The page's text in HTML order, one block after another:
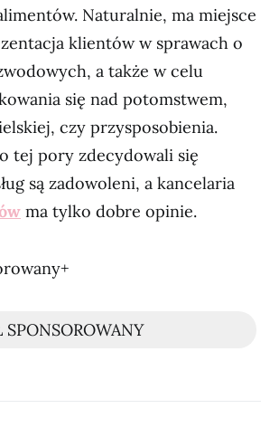
Naturalnie, ma miejsce
klientów w sprawach o
a także w celu
się nad potomstwem,
czy przysposobienia.
tej pory zdecydowali się
są zadowoleni, a kancelaria
ma tylko dobre opinie.
SPONSOROWANY